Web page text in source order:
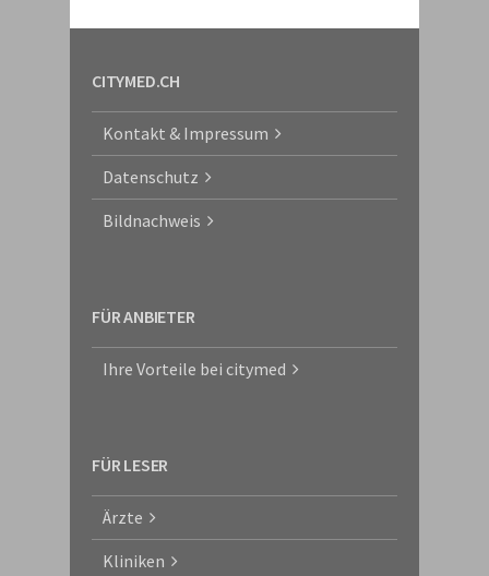
CITYMED.CH
Kontakt & Impressum
Datenschutz
Bildnachweis
FÜR ANBIETER
Ihre Vorteile bei citymed
FÜR LESER
Ärzte
Kliniken